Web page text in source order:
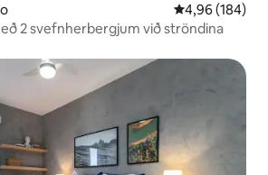
4,96 af 5 í
4,96 (184)
2 svefnherbergjum við ströndina